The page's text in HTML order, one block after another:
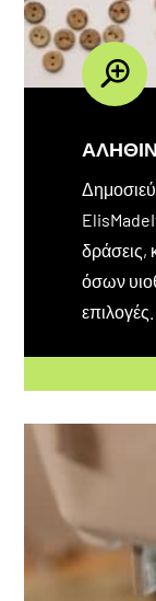
δράσεις,
όσων
επιλογές.